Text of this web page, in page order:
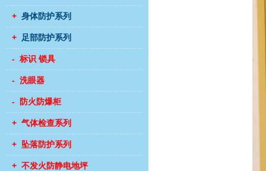
+ 身体防护系列
+ 足部防护系列
- 标识 锁具
- 洗眼器
- 防火防爆柜
+ 气体检查系列
+ 坠落防护系列
+ 不发火防静电地坪